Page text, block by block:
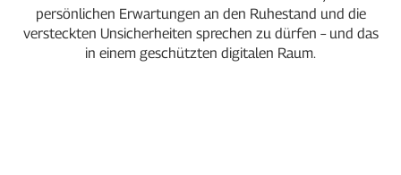
persönlichen Erwartungen an den Ruhestand und die
versteckten Unsicherheiten sprechen zu dürfen – und das
in einem geschützten digitalen Raum.